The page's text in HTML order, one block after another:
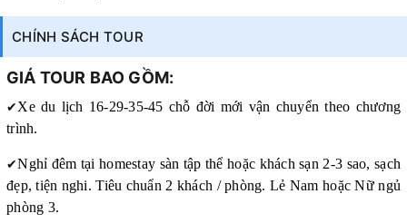
CHÍNH SÁCH TOUR
GIÁ TOUR BAO GỒM:
✔Xe du lịch 16-29-35-45 chỗ đời mới vận chuyển theo chương
trình.
✔Nghỉ đêm tại homestay sàn tập thể hoặc khách sạn 2-3 sao, sạch
đẹp, tiện nghi. Tiêu chuẩn 2 khách / phòng. Lẻ Nam hoặc Nữ ngủ
phòng 3.